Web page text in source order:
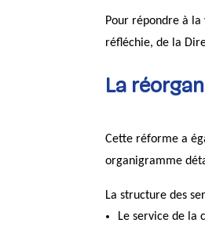
Pour répondre à
réfléchie, de la
La
Cette réforme a
organigramme
La structure des
Le service de la